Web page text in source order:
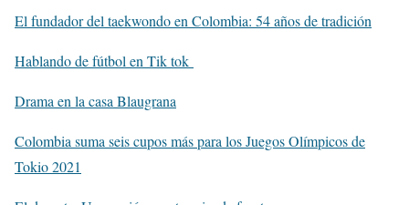
El fundador del taekwondo en Colombia: 54 años de tradición
Hablando de fútbol en Tik tok
Drama en la casa Blaugrana
Colombia suma seis cupos más para los Juegos Olímpicos de
Tokio 2021